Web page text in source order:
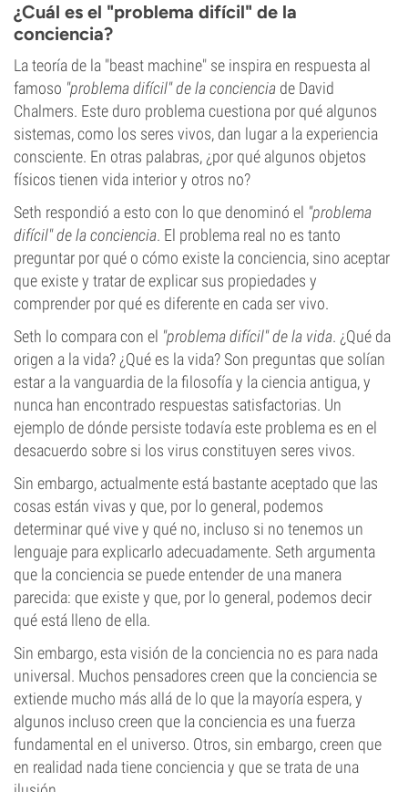
¿Cuál es el "problema difícil" de la
conciencia?
La teoría de la "beast machine" se inspira en respuesta al
famoso "problema difícil" de la conciencia de David
Chalmers. Este duro problema cuestiona por qué algunos
sistemas, como los seres vivos, dan lugar a la experiencia
consciente. En otras palabras, ¿por qué algunos objetos
físicos tienen vida interior y otros no?
Seth respondió a esto con lo que denominó el "problema
difícil" de la conciencia. El problema real no es tanto
preguntar por qué o cómo existe la conciencia, sino aceptar
que existe y tratar de explicar sus propiedades y
comprender por qué es diferente en cada ser vivo.
Seth lo compara con el "problema difícil" de la vida. ¿Qué da
origen a la vida? ¿Qué es la vida? Son preguntas que solían
estar a la vanguardia de la filosofía y la ciencia antigua, y
nunca han encontrado respuestas satisfactorias. Un
ejemplo de dónde persiste todavía este problema es en el
desacuerdo sobre si los virus constituyen seres vivos.
Sin embargo, actualmente está bastante aceptado que las
cosas están vivas y que, por lo general, podemos
determinar qué vive y qué no, incluso si no tenemos un
lenguaje para explicarlo adecuadamente. Seth argumenta
que la conciencia se puede entender de una manera
parecida: que existe y que, por lo general, podemos decir
qué está lleno de ella.
Sin embargo, esta visión de la conciencia no es para nada
universal. Muchos pensadores creen que la conciencia se
extiende mucho más allá de lo que la mayoría espera, y
algunos incluso creen que la conciencia es una fuerza
fundamental en el universo. Otros, sin embargo, creen que
en realidad nada tiene conciencia y que se trata de una